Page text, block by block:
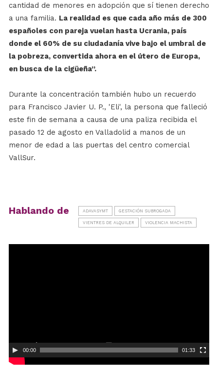
cantidad de menores en adopción que sí tienen derecho
a una familia. La realidad es que cada año más de 300
españoles con pareja vuelan hasta Ucrania, país
donde el 60% de su ciudadanía vive bajo el umbral de
la pobreza, convertida ahora en el útero de Europa,
en busca de la cigüeña”.
Durante la concentración también hubo un recuerdo
para Francisco Javier U. P., 'Eli', la persona que falleció
este fin de semana a causa de una paliza recibida el
pasado 12 de agosto en Valladolid a manos de un
menor de edad a las puertas del centro comercial
VallSur.
Hablando de ADAVASYMT GESTACIÓN SUBROGADA
VIENTRES DE ALQUILER VIOLENCIA MACHISTA
00:00 01:33